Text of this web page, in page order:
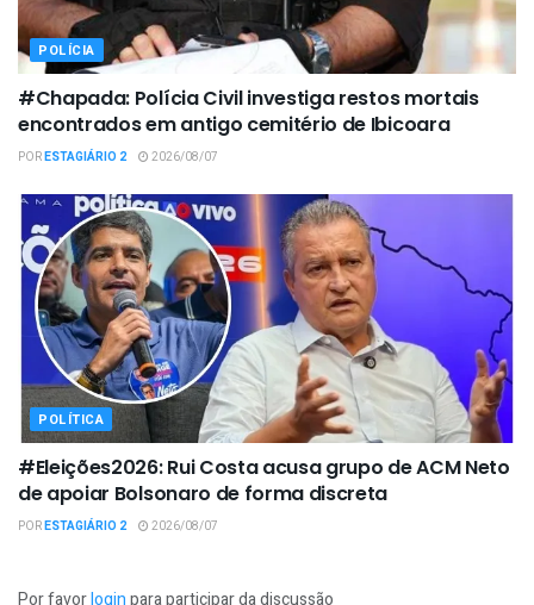
POLÍCIA
#Chapada: Polícia Civil investiga restos mortais
encontrados em antigo cemitério de Ibicoara
PORESTAGIÁRIO 2 2026/08/07
POLÍTICA
#Eleições2026: Rui Costa acusa grupo de ACM Neto
de apoiar Bolsonaro de forma discreta
PORESTAGIÁRIO 2 2026/08/07